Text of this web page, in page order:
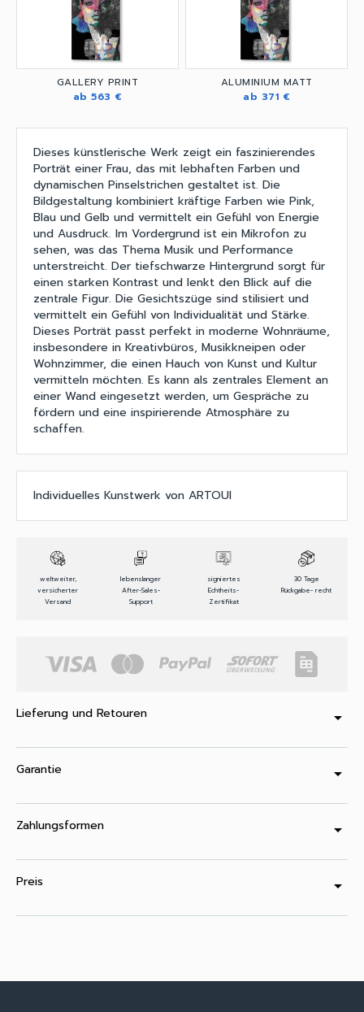
GALLERY PRINT
ab 563 €
ALUMINIUM MATT
ab 371 €
Dieses künstlerische Werk zeigt ein faszinierendes
Porträt einer Frau, das mit lebhaften Farben und
dynamischen Pinselstrichen gestaltet ist. Die
Bildgestaltung kombiniert kräftige Farben wie Pink,
Blau und Gelb und vermittelt ein Gefühl von Energie
und Ausdruck. Im Vordergrund ist ein Mikrofon zu
sehen, was das Thema Musik und Performance
unterstreicht. Der tiefschwarze Hintergrund sorgt für
einen starken Kontrast und lenkt den Blick auf die
zentrale Figur. Die Gesichtszüge sind stilisiert und
vermittelt ein Gefühl von Individualität und Stärke.
Dieses Porträt passt perfekt in moderne Wohnräume,
insbesondere in Kreativbüros, Musikkneipen oder
Wohnzimmer, die einen Hauch von Kunst und Kultur
vermitteln möchten. Es kann als zentrales Element an
einer Wand eingesetzt werden, um Gespräche zu
fördern und eine inspirierende Atmosphäre zu
schaffen.
Individuelles Kunstwerk von ARTOUI
weltweiter,
versicherter
Versand
lebenslanger
After-Sales-
Support
signiertes
Echtheits-
Zertifikat
30 Tage
Rückgabe- recht
Lieferung und Retouren arrow_drop_down
Garantie arrow_drop_down
Zahlungsformen arrow_drop_down
Preis arrow_drop_down